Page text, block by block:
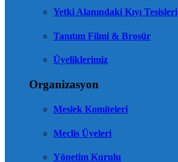
Yetki Alanındaki Kıyı Tesisleri
Tanıtım Filmi & Broşür
Üyeliklerimiz
Organizasyon
Meslek Komiteleri
Meclis Üyeleri
Yönetim Kurulu